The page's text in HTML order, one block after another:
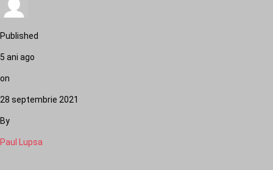
Published
5 ani ago
on
28 septembrie 2021
By
Paul Lupsa